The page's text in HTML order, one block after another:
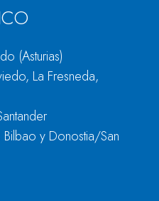
(Asturias)
La Fresneda,
Bilbao y Donostia/San